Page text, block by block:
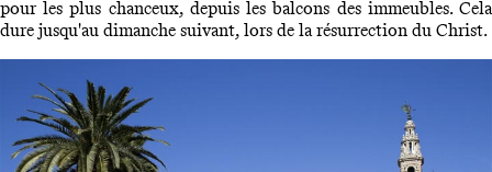
pour les plus chanceux, depuis les balcons des immeubles. Cela
dure jusqu'au dimanche suivant, lors de la résurrection du Christ.